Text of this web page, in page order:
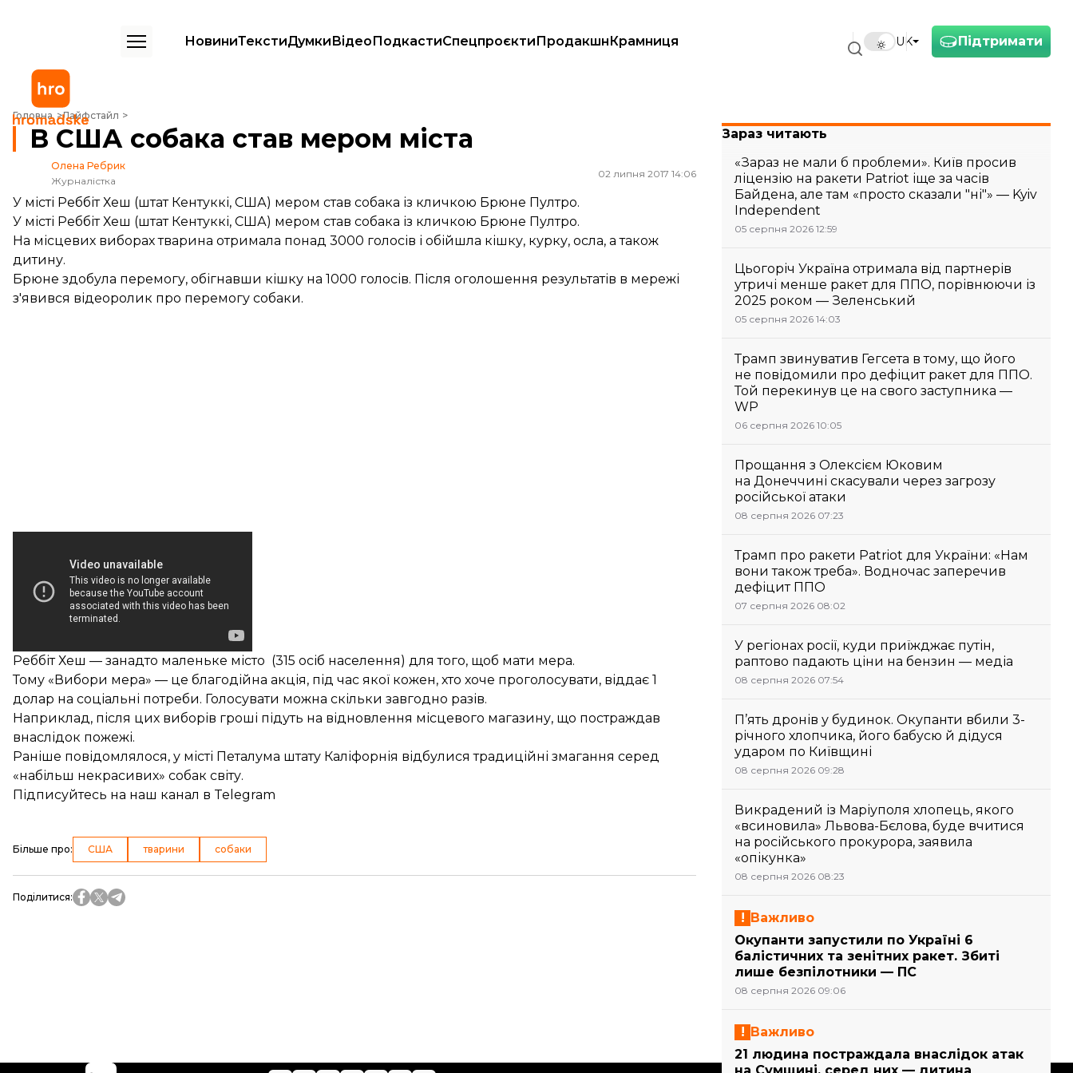
Підтримати
UK
НовиниТекстиДумкиВідеоПодкастиСпецпроєктиПродакшнКрамниця
Головна Лайфстайл
В США собака став мером міста
В США собака став мером міста
Олена Ребрик
Журналістка
02 липня 2017 14:06
У місті Реббіт Хеш (штат Кентуккі, США) мером став собака із кличкою Брюне Пултро.
У місті Реббіт Хеш (штат Кентуккі, США) мером став собака із кличкою Брюне Пултро.
На місцевих виборах тварина отримала понад 3000 голосів і обійшла кішку, курку, осла, а також
дитину.
Брюне здобула перемогу, обігнавши кішку на 1000 голосів. Після оголошення результатів в мережі
з'явився відеоролик про перемогу собаки.
Реббіт Хеш — занадто маленьке місто (315 осіб населення) для того, щоб мати мера.
Тому «Вибори мера» — це благодійна акція, під час якої кожен, хто хоче проголосувати, віддає 1
долар на соціальні потреби. Голосувати можна скільки завгодно разів.
Наприклад, після цих виборів гроші підуть на відновлення місцевого магазину, що постраждав
внаслідок пожежі.
Раніше повідомлялося, у місті Петалума штату Каліфорнія відбулися традиційні змагання серед
«набільш некрасивих» собак світу.
Підписуйтесь на наш канал в Telegram
Більше про: США тварини собаки
Поділитися:
Зараз читають
«Зараз не мали б проблеми». Київ просив
ліцензію на ракети Patriot іще за часів
Байдена, але там «просто сказали "ні"» — Kyiv
Independent
05 серпня 2026 12:59
Цьогоріч Україна отримала від партнерів
утричі менше ракет для ППО, порівнюючи із
2025 роком — Зеленський
05 серпня 2026 14:03
Трамп звинуватив Гегсета в тому, що його
не повідомили про дефіцит ракет для ППО.
Той перекинув це на свого заступника —
WP
06 серпня 2026 10:05
Прощання з Олексієм Юковим
на Донеччині скасували через загрозу
російської атаки
08 серпня 2026 07:23
Трамп про ракети Patriot для України: «Нам
вони також треба». Водночас заперечив
дефіцит ППО
07 серпня 2026 08:02
У регіонах росії, куди приїжджає путін,
раптово падають ціни на бензин — медіа
08 серпня 2026 07:54
П’ять дронів у будинок. Окупанти вбили 3-
річного хлопчика, його бабусю й дідуся
ударом по Київщині
08 серпня 2026 09:28
Викрадений із Маріуполя хлопець, якого
«всиновила» Львова-Бєлова, буде вчитися
на російського прокурора, заявила
«опікунка»
08 серпня 2026 08:23
Важливо
Окупанти запустили по Україні 6
балістичних та зенітних ракет. Збиті
лише безпілотники — ПС
08 серпня 2026 09:06
Важливо
21 людина постраждала внаслідок атак